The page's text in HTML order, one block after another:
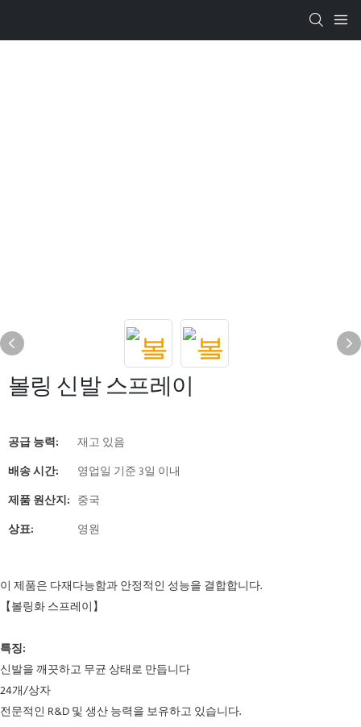
볼링 신발 스프레이
공급 능력:
재고 있음
배송 시간:
영업일 기준 3일 이내
제품 원산지: 중국
상표:
영원
이 제품은 다재다능함과 안정적인 성능을 결합합니다.
【볼링화 스프레이】
특징:
신발을 깨끗하고 무균 상태로 만듭니다
24개/상자
전문적인 R&D 및 생산 능력을 보유하고 있습니다.